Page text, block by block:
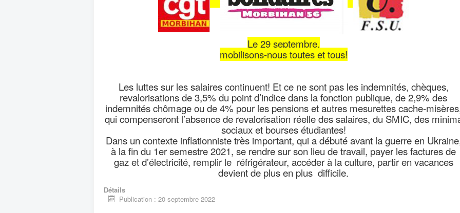
Le 29 septembre,
mobilisons-nous toutes et tous!
Les luttes sur les salaires continuent! Et ce ne sont pas les indemnités, chèques,
revalorisations de 3,5% du point d’indice dans la fonction publique, de 2,9% des
indemnités chômage ou de 4% pour les pensions et autres mesurettes cache-
qui compenseront l’absence de revalorisation réelle des salaires, du SMIC, des
sociaux et bourses étudiantes!
Dans un contexte inflationniste très important, qui a débuté avant la guerre en
à la fin du 1er semestre 2021, se rendre sur son lieu de travail, payer les factures de
gaz et d’électricité, remplir le réfrigérateur, accéder à la culture, partir en vacances
devient de plus en plus difficile.
Détails
Publication : 20 septembre 2022